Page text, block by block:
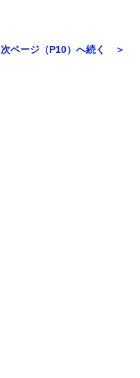
次ページ（P10）へ続く ＞